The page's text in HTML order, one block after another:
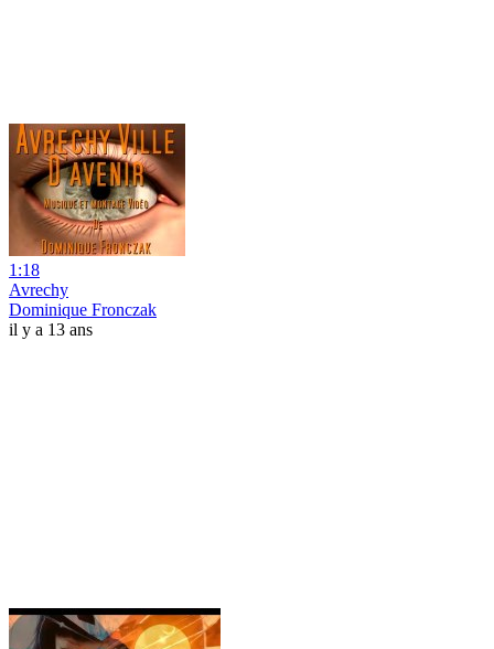
1:18
Avrechy
Dominique Fronczak
il y a 13 ans